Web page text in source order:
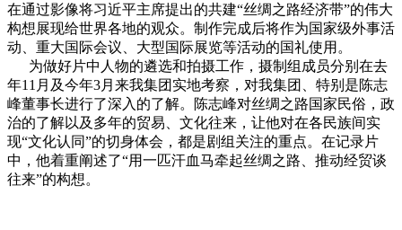
在通过影像将习近平主席提出的共建“丝绸之路经济带”的伟大
构想展现给世界各地的观众。制作完成后将作为国家级外事活
动、重大国际会议、大型国际展览等活动的国礼使用。
为做好片中人物的遴选和拍摄工作，摄制组成员分别在去
年11月及今年3月来我集团实地考察，对我集团、特别是陈志
峰董事长进行了深入的了解。陈志峰对丝绸之路国家民俗，政
治的了解以及多年的贸易、文化往来，让他对在各民族间实
现“文化认同”的切身体会，都是剧组关注的重点。在记录片
中，他着重阐述了“用一匹汗血马牵起丝绸之路、推动经贸谈
往来”的构想。